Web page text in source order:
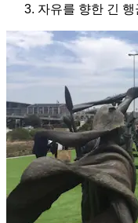
자유를 향한 긴 행